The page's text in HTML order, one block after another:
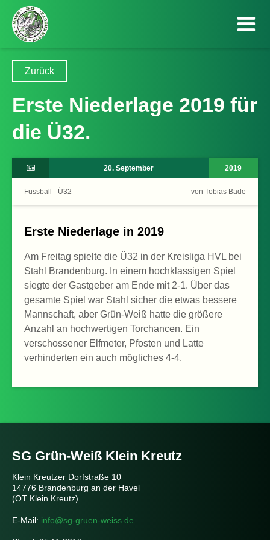
Zurück
Erste Niederlage 2019 für
die Ü32.
20. September 2019
von Tobias Bade
Fussball - Ü32
Erste Niederlage in 2019
Am Freitag spielte die Ü32 in der Kreisliga HVL bei
Stahl Brandenburg. In einem hochklassigen Spiel
siegte der Gastgeber am Ende mit 2-1. Über das
gesamte Spiel war Stahl sicher die etwas bessere
Mannschaft, aber Grün-Weiß hatte die größere
Anzahl an hochwertigen Torchancen. Ein
verschossener Elfmeter, Pfosten und Latte
verhinderten ein auch mögliches 4-4.
SG Grün-Weiß Klein Kreutz
Klein Kreutzer Dorfstraße 10
14776 Brandenburg an der Havel
(OT Klein Kreutz)
E-Mail: info@sg-gruen-weiss.de